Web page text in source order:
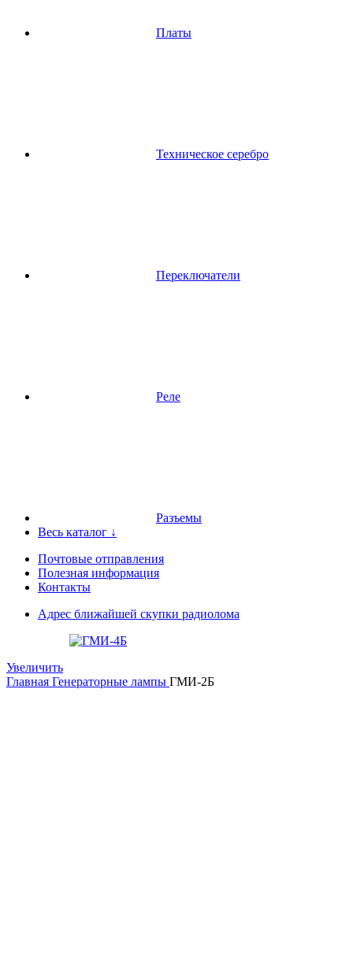
Платы
Техническое серебро
Переключатели
Реле
Разъемы
Весь каталог ↓
Почтовые отправления
Полезная информация
Контакты
Адрес ближайшей скупки радиолома
Увеличить
Главная Генераторные лампы ГМИ-2Б